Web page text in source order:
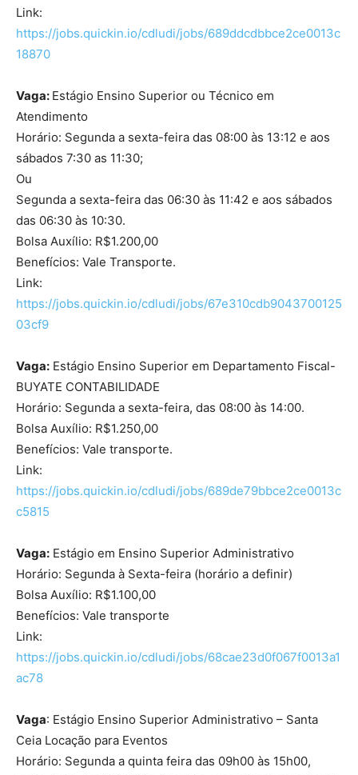
Link:
https://jobs.quickin.io/cdludi/jobs/689ddcdbbce2ce0013c
18870
Vaga: Estágio Ensino Superior ou Técnico em
Atendimento
Horário: Segunda a sexta-feira das 08:00 às 13:12 e aos
sábados 7:30 as 11:30;
Ou
Segunda a sexta-feira das 06:30 às 11:42 e aos sábados
das 06:30 às 10:30.
Bolsa Auxílio: R$1.200,00
Benefícios: Vale Transporte.
Link:
https://jobs.quickin.io/cdludi/jobs/67e310cdb9043700125
03cf9
Vaga: Estágio Ensino Superior em Departamento Fiscal-
BUYATE CONTABILIDADE
Horário: Segunda a sexta-feira, das 08:00 às 14:00.
Bolsa Auxílio: R$1.250,00
Benefícios: Vale transporte.
Link:
https://jobs.quickin.io/cdludi/jobs/689de79bbce2ce0013c
c5815
Vaga: Estágio em Ensino Superior Administrativo
Horário: Segunda à Sexta-feira (horário a definir)
Bolsa Auxílio: R$1.100,00
Benefícios: Vale transporte
Link:
https://jobs.quickin.io/cdludi/jobs/68cae23d0f067f0013a1
ac78
Vaga: Estágio Ensino Superior Administrativo – Santa
Ceia Locação para Eventos
Horário: Segunda a quinta feira das 09h00 às 15h00,